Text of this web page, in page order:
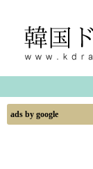
ads by google